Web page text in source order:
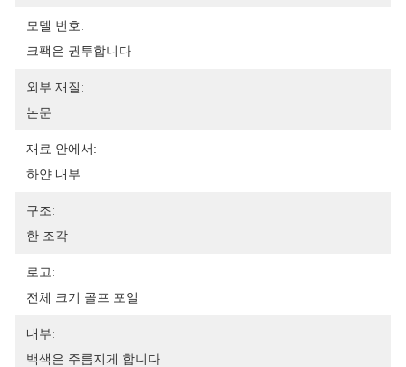
모델 번호:
크팩은 권투합니다
외부 재질:
논문
재료 안에서:
하얀 내부
구조:
한 조각
로고:
전체 크기 골프 포일
내부:
백색은 주름지게 합니다